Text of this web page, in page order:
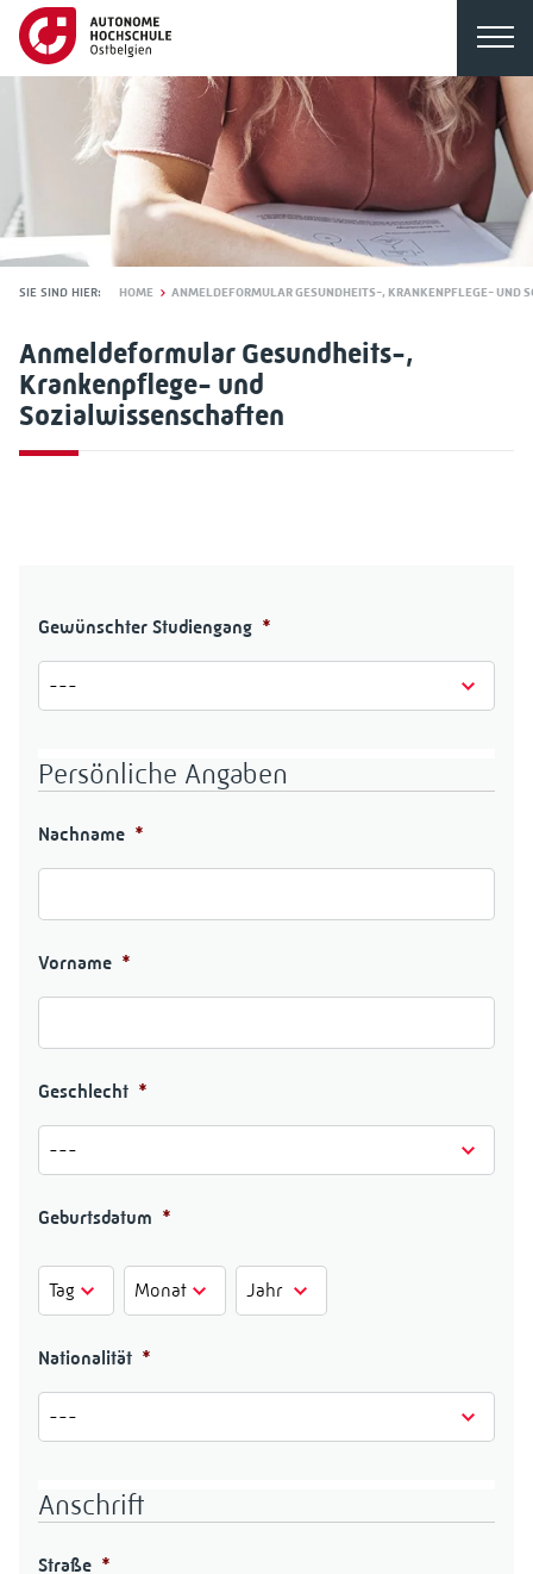
SIE SIND HIER: HOME ANMELDEFORMULAR GESUNDHEITS-, KRANKENPFLEGE- UND
Anmeldeformular Gesundheits-,
Krankenpflege- und
Sozialwissenschaften
Gewünschter Studiengang *
Persönliche Angaben
Nachname *
Vorname *
Geschlecht *
Geburtsdatum *
Tag Monat Jahr
Nationalität *
Anschrift
Straße *